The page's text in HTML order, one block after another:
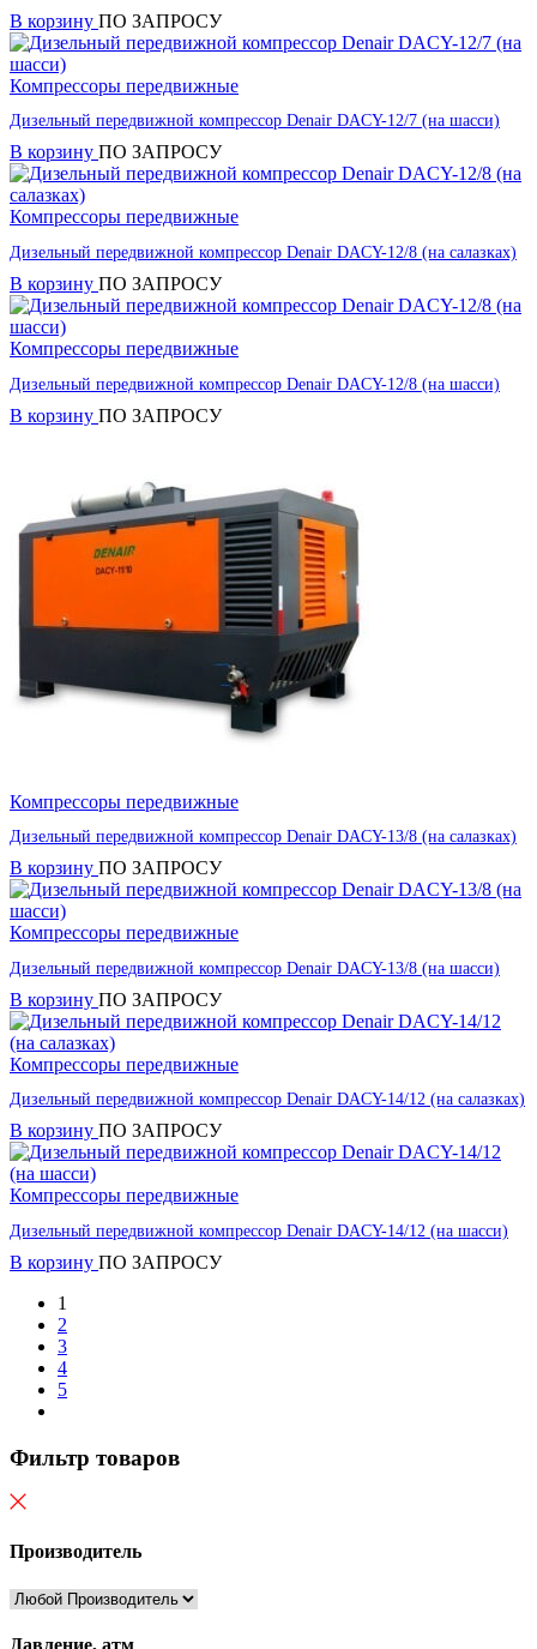
В корзину ПО ЗАПРОСУ
Компрессоры передвижные
Дизельный передвижной компрессор Denair DACY-12/7 (на шасси)
В корзину ПО ЗАПРОСУ
Компрессоры передвижные
Дизельный передвижной компрессор Denair DACY-12/8 (на салазках)
В корзину ПО ЗАПРОСУ
Компрессоры передвижные
Дизельный передвижной компрессор Denair DACY-12/8 (на шасси)
В корзину ПО ЗАПРОСУ
Компрессоры передвижные
Дизельный передвижной компрессор Denair DACY-13/8 (на салазках)
В корзину ПО ЗАПРОСУ
Компрессоры передвижные
Дизельный передвижной компрессор Denair DACY-13/8 (на шасси)
В корзину ПО ЗАПРОСУ
Компрессоры передвижные
Дизельный передвижной компрессор Denair DACY-14/12 (на салазках)
В корзину ПО ЗАПРОСУ
Компрессоры передвижные
Дизельный передвижной компрессор Denair DACY-14/12 (на шасси)
В корзину ПО ЗАПРОСУ
1
2
3
4
5
Фильтр товаров
Производитель